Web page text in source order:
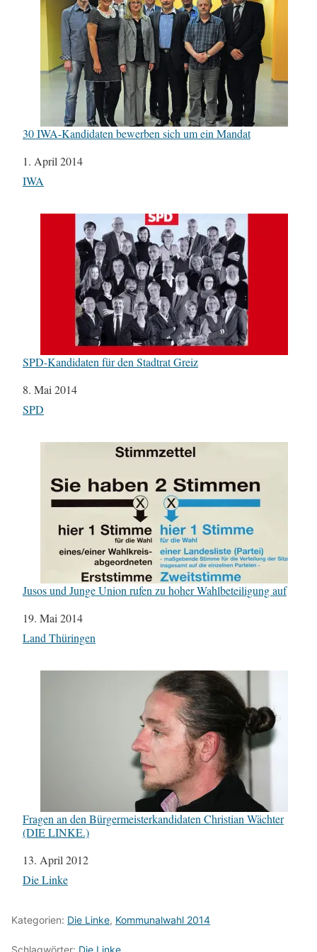
30 IWA-Kandidaten bewerben sich um ein Mandat
Datum
1. April 2014
In Bezug auf
IWA
SPD-Kandidaten für den Stadtrat Greiz
Datum
8. Mai 2014
In Bezug auf
SPD
Jusos und Junge Union rufen zu hoher Wahlbeteiligung auf
Datum
19. Mai 2014
In Bezug auf
Land Thüringen
Fragen an den Bürgermeisterkandidaten Christian Wächter
(DIE LINKE.)
Datum
13. April 2012
In Bezug auf
Die Linke
Kategorien: Die Linke, Kommunalwahl 2014